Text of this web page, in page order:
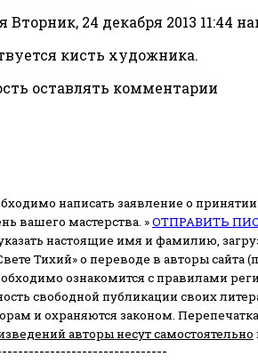
Вторник, 24 декабря 2013 11:44
кисть художника.
оставлять комментарии
написать заявление о
вашего мастерства. »ОТПРАВИТЬ
настоящие имя и фамилию,
Тихий» о переводе в авторы
ознакомится с правилами
свободной публикации своих
и охраняются законом.
авторы несут самостоятельно